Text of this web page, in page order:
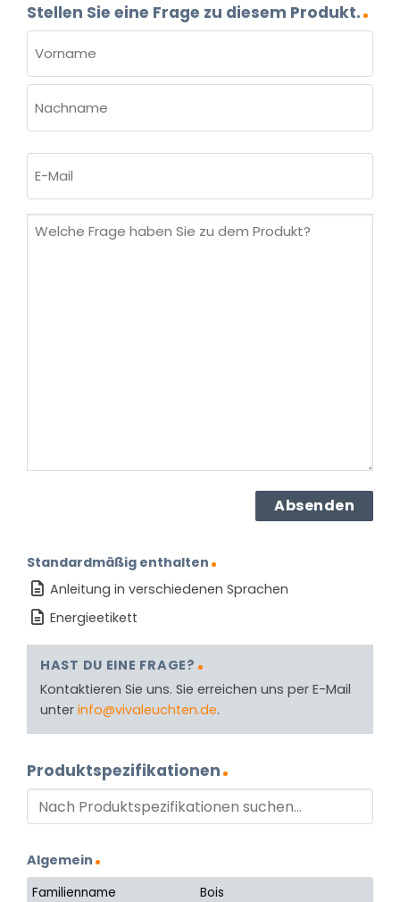
Stellen Sie eine Frage zu diesem Produkt.
(ERFORDERLICH)
Vorname
Mail
Welche
Standardmäßig enthalten
Anleitung in verschiedenen Sprachen
Energieetikett
HAST DU EINE FRAGE?
Kontaktieren Sie uns. Sie erreichen uns per E-Mail
unter info@vivaleuchten.de.
Produktspezifikationen
Algemein
Familienname
Bois